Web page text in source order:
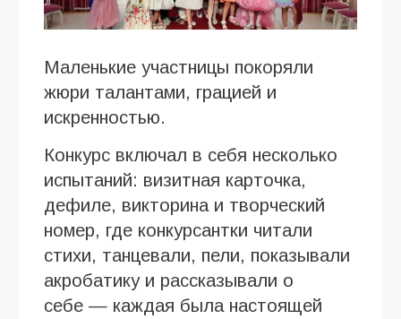
Маленькие участницы покоряли
жюри талантами, грацией и
искренностью.
Конкурс включал в себя несколько
испытаний: визитная карточка,
дефиле, викторина и творческий
номер, где конкурсантки читали
стихи, танцевали, пели, показывали
акробатику и рассказывали о
себе — каждая была настоящей